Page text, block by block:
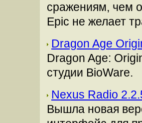
сражениям, чем
Epic не желает
Dragon Age
Dragon Age:
студии BioWare.
Nexus Radio
Вышла новая